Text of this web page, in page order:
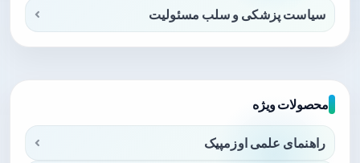
سیاست پزشکی و سلب مسئولیت
محصولات ویژه
راهنمای علمی اوزمپیک